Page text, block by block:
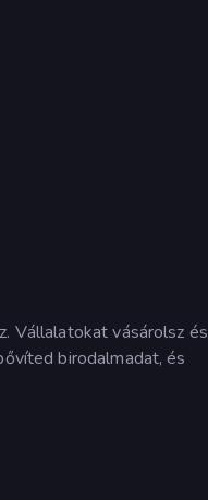
Vállalatokat vásárolsz és
birodalmadat, és